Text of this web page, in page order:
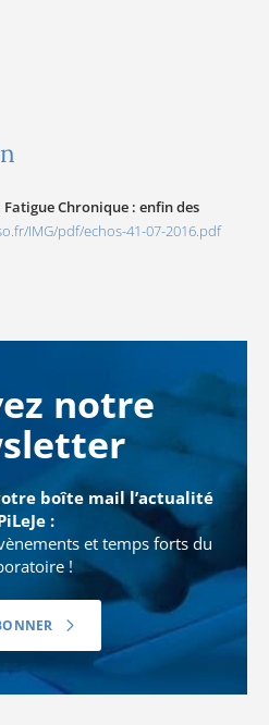
Fatigue Chronique : enfin des
IMG/pdf/echos-41-07-2016.pdf
notre
boîte mail l’actualité
:
et temps forts du
!